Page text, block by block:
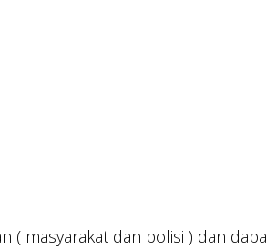
( masyarakat dan polisi ) dan